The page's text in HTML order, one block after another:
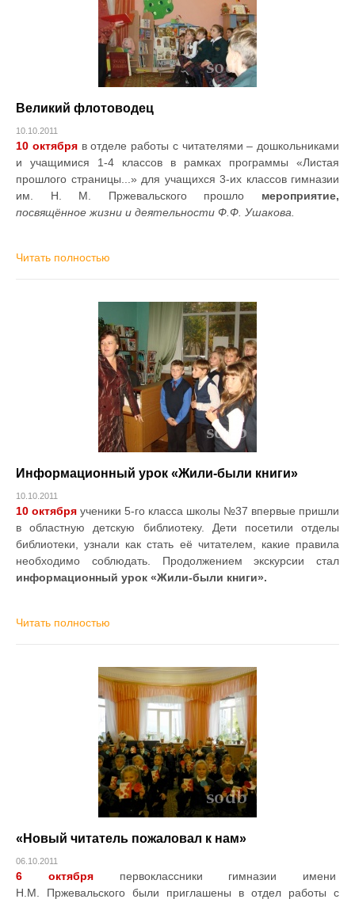
Великий флотоводец
10.10.2011
10 октября в отделе работы с читателями – дошкольниками
и учащимися 1-4 классов в рамках программы «Листая
прошлого страницы...» для учащихся 3-их классов гимназии
им. Н. М. Пржевальского прошло
мероприятие,
посвящённое жизни и деятельности Ф.Ф. Ушакова.
Читать полностью
Информационный урок «Жили-были книги»
10.10.2011
10 октября ученики 5-го класса школы №37 впервые пришли
в областную детскую библиотеку. Дети посетили отделы
библиотеки, узнали как стать её читателем, какие правила
необходимо соблюдать. Продолжением экскурсии стал
информационный урок «Жили-были книги».
Читать полностью
«Новый читатель пожаловал к нам»
06.10.2011
6 октябряпервоклассники гимназии имени
Н.М. Пржевальского были приглашены в отдел работы с